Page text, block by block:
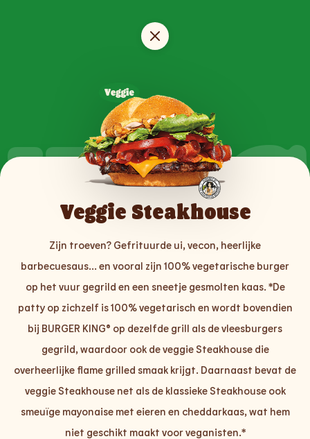
Veggie Steakhouse
Zijn troeven? Gefrituurde ui, vecon, heerlijke
barbecuesaus... en vooral zijn 100% vegetarische burger
op het vuur gegrild en een sneetje gesmolten kaas. *De
patty op zichzelf is 100% vegetarisch en wordt bovendien
bij BURGER KING® op dezelfde grill als de vleesburgers
gegrild, waardoor ook de veggie Steakhouse die
overheerlijke flame grilled smaak krijgt. Daarnaast bevat de
veggie Steakhouse net als de klassieke Steakhouse ook
smeuïge mayonaise met eieren en cheddarkaas, wat hem
niet geschikt maakt voor veganisten.*